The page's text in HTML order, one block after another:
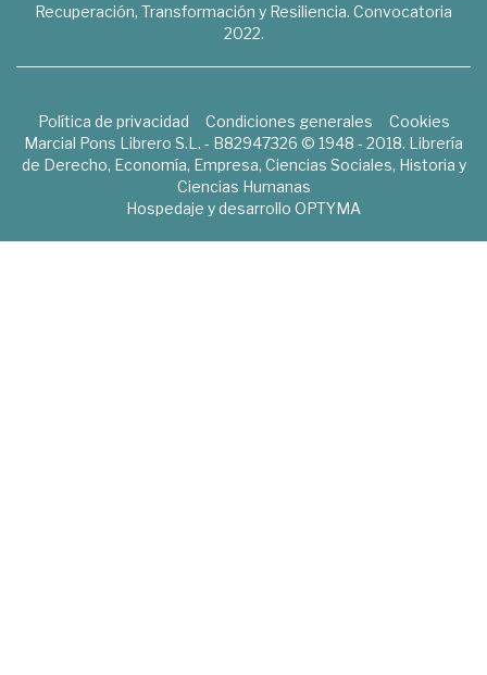
Recuperación, Transformación y Resiliencia. Convocatoria
2022.
Política de privacidad Condiciones generales
Cookies
Marcial Pons Librero S.L. - B82947326 © 1948 - 2018. Librería
de Derecho, Economía, Empresa, Ciencias Sociales, Historia y
Ciencias Humanas
Hospedaje y desarrollo OPTYMA